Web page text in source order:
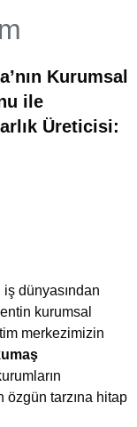
Kurumsal
ile
Üreticisi:
iş dünyasından
kurumsal
merkezimizin
özgün tarzına hitap